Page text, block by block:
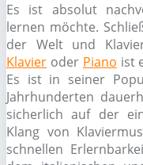
Es ist absolut
lernen möchte.
der Welt und
Klavier oder Piano ist
Es ist in seiner
Jahrhunderten
sicherlich auf der
Klang von
schnellen